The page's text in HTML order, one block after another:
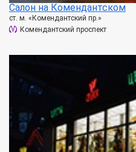
Салон на Комендантском
ст. м. «Комендантский пр.»
Комендантский проспект